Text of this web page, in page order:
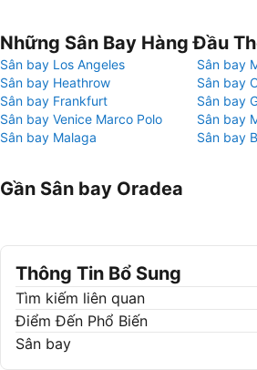
Những Sân Bay Hàng Đầu
Sân bay Los Angeles
Sân bay
Sân bay Heathrow
Sân bay
Sân bay Frankfurt
Sân bay
Sân bay Venice Marco Polo
Sân bay
Sân bay Malaga
Sân bay
Gần Sân bay Oradea
Thông Tin Bổ Sung
Tìm kiếm liên quan
Điểm Đến Phổ Biến
Sân bay